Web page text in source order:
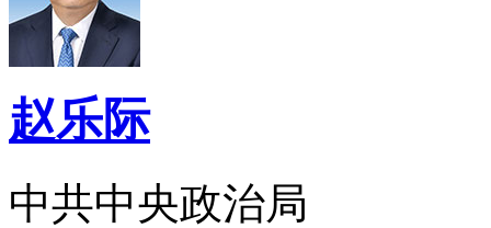
赵乐际
中共中央政治局